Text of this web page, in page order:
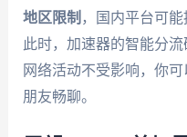
地区限制 ，国内平台可能
此时，加速器的智能分
网络活动不受影响，你
朋友畅聊。